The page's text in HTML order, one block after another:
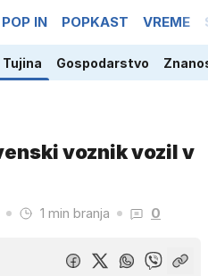
POP IN POPKAST VREME
Tujina Gospodarstvo
voznik vozil v
1 min branja 0